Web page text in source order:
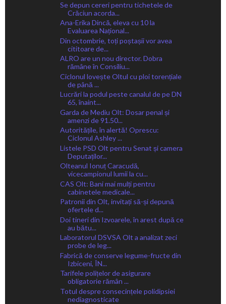
Se depun cereri pentru tichetele de
Crăciun acorda...
Ana-Erika Dincă, eleva cu 10 la
Evaluarea Național...
Din octombrie, toți poștașii vor avea
cititoare de...
ALRO are un nou director. Dobra
rămâne în Consiliu...
Ciclonul lovește Oltul cu ploi torențiale
de până ...
Lucrări la podul peste canalul de pe DN
65, înaint...
Garda de Mediu Olt: Dosar penal și
amenzi de 91.50...
Autoritățile, în alertă! Oprescu:
Ciclonul Ashley ...
Listele PSD Olt pentru Senat și camera
Deputaților...
Olteanul Ionuț Caracudă,
vicecampionul lumii la cu...
CAS Olt: Bani mai mulți pentru
cabinetele medicale...
Patronii din Olt, invitați să-și depună
ofertele d...
Doi tineri din Izvoarele, în arest după ce
au bătu...
Laboratorul DSVSA Olt a analizat zeci
probe de leg...
Fabrică de conserve legume-fructe din
Izbiceni, ÎN...
Tarifele polițelor de asigurare
obligatorie rămân ...
Totul despre consecințele polidipsiei
nediagnosticate